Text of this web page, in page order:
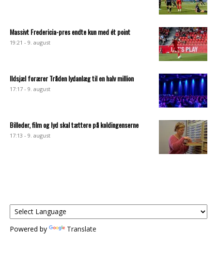
Massivt Fredericia-pres endte kun med ét point
19:21 - 9. august
Ildsjæl forærer Tråden lydanlæg til en halv million
17:17 - 9. august
Billeder, film og lyd skal tættere på koldingenserne
17:13 - 9. august
Powered by Translate